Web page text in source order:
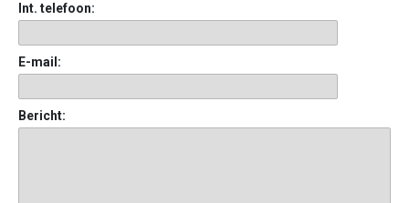
Int. telefoon:
E-mail:
Bericht: